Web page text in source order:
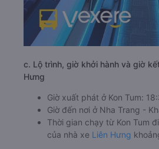
c. Lộ trình, giờ khởi hành và giờ
Hưng
Giờ xuất phát ở Kon Tum:
Giờ đến nơi ở Nha Trang -
Thời gian chạy từ Kon Tum
của nhà xe Liên Hưng